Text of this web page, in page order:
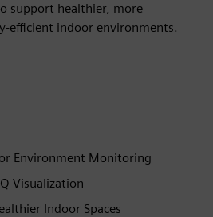
support healthier, more
efficient indoor environments.
Environment Monitoring
Visualization
Indoor Spaces